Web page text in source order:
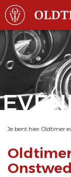
Je bent hier: Oldtimer